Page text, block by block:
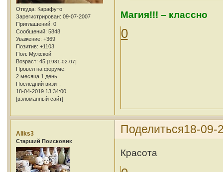
Откуда: Карафуто
Зарегистрирован: 09-07-2007
Приглашений: 0
Сообщений: 5848
Уважение: +369
Позитив: +1103
Пол: Мужской
Возраст: 45 [1981-02-07]
Провел на форуме:
2 месяца 1 день
Последний визит:
18-04-2019 13:34:00
[взломанный сайт]
Магия!!! – классно
0
Поделиться18-09-
Aliks3
Cтарший Поисковик
Красота